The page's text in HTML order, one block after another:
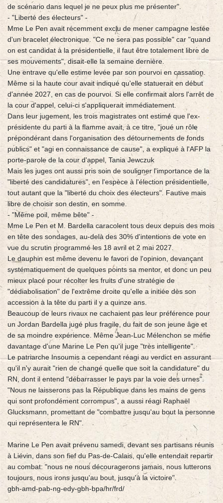
de scénario dans lequel je ne peux plus me présenter".
- "Liberté des électeurs" -
Mme Le Pen avait récemment exclu de mener campagne lestée
d'un bracelet électronique. "Ce ne sera pas possible" car "quand
on est candidat à la présidentielle, il faut être totalement libre de
ses mouvements", disait-elle la semaine dernière.
Une entrave qu'elle estime levée par son pourvoi en cassation.
Même si la haute cour avait indiqué qu'elle statuerait en début
d'année 2027, en cas de pourvoi. Si elle confirmait alors l'arrêt de
la cour d'appel, celui-ci s'appliquerait immédiatement.
Dans leur jugement, les trois magistrates ont estimé que l'ex-
présidente du parti à la flamme avait, à ce titre, "joué un rôle
prépondérant dans l'organisation des détournements de fonds
publics" et "agi en connaissance de cause", a expliqué à l'AFP la
porte-parole de la cour d'appel, Tania Jewczuk
Mais les juges ont aussi pris soin de souligner l'importance de la
"liberté des candidatures", en l'espèce à l'élection présidentielle,
tout autant que la "liberté du choix des électeurs". Fautive mais
libre de choisir son destin, en somme.
- "Même poil, même bête" -
Mme Le Pen et M. Bardella caracolent tous deux depuis des mois
en tête des sondages, au-delà des 30% d'intentions de vote en
vue du scrutin programmé les 18 avril et 2 mai 2027.
Le dauphin est même devenu le favori de l'opinion, devançant
systématiquement de quelques points sa mentor, et donc un peu
mieux placé pour récolter les fruits d'une stratégie de
"dédiabolisation" de l'extrême droite qu'elle a initiée dès son
accession à la tête du parti il y a quinze ans.
Beaucoup de leurs rivaux ne cachaient pas leur préférence pour
un Jordan Bardella jugé plus fragile, du fait de son jeune âge et
de sa moindre expérience. Même Jean-Luc Mélenchon se méfie
davantage d'une Marine Le Pen qu'il juge "très intelligente".
Le patriarche Insoumis a cependant réagi au verdict en assurant
qu'il n'y aurait "rien de changé quelle que soit la candidature" du
RN, dont il entend "débarrasser le pays par la voie des urnes".
"Nous ne laisserons pas la République dans les mains de gens
qui sont profondément corrompus", a aussi réagi Raphaël
Glucksmann, promettant de "combattre jusqu'au bout la personne
qui représentera le RN".
Marine Le Pen avait prévenu samedi, devant ses partisans réunis
à Liévin, dans son fief du Pas-de-Calais, qu'elle entendait repartir
au combat: "nous ne nous découragerons jamais, nous lutterons
toujours, nous irons jusqu'au bout, jusqu'à la victoire".
gbh-amd-pab-ng-edy-gbh-bpa/hr/frd/